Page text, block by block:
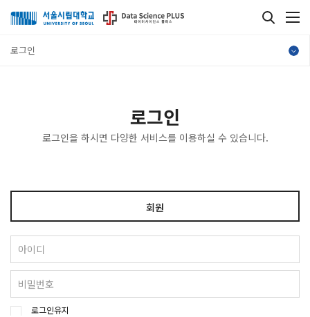
로그인
로그인
로그인을 하시면 다양한 서비스를 이용하실 수 있습니다.
회원
로그인유지